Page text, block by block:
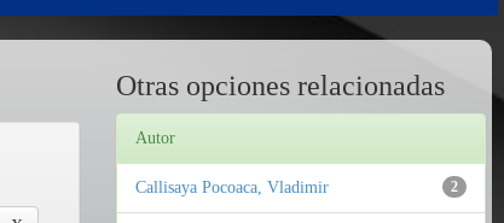
Otras opciones relacionadas
Autor
2
Callisaya Pocoaca, Vladimir